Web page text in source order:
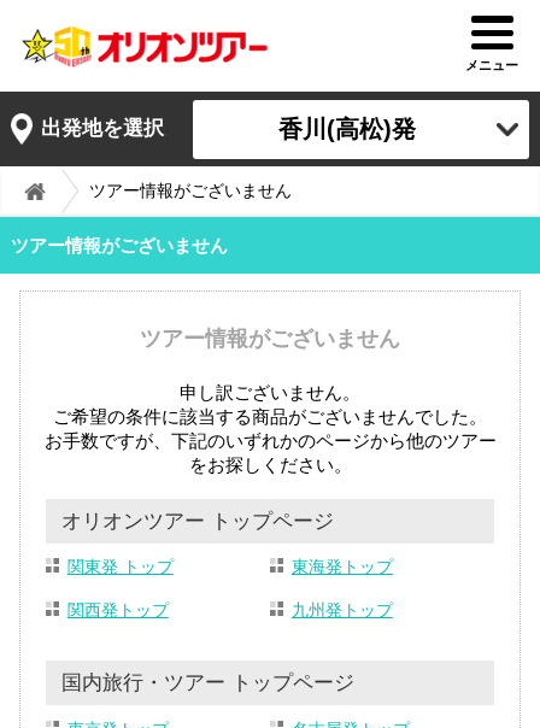
メニュー
出発地を選択 香川(高松)発
ツアー情報がございません
ツアー情報がございません
ツアー情報がございません
申し訳ございません。
ご希望の条件に該当する商品がございませんでした。
お手数ですが、下記のいずれかのページから他のツアー
をお探しください。
オリオンツアー トップページ
関東発 トップ 東海発トップ
関西発トップ 九州発トップ
国内旅行・ツアー トップページ